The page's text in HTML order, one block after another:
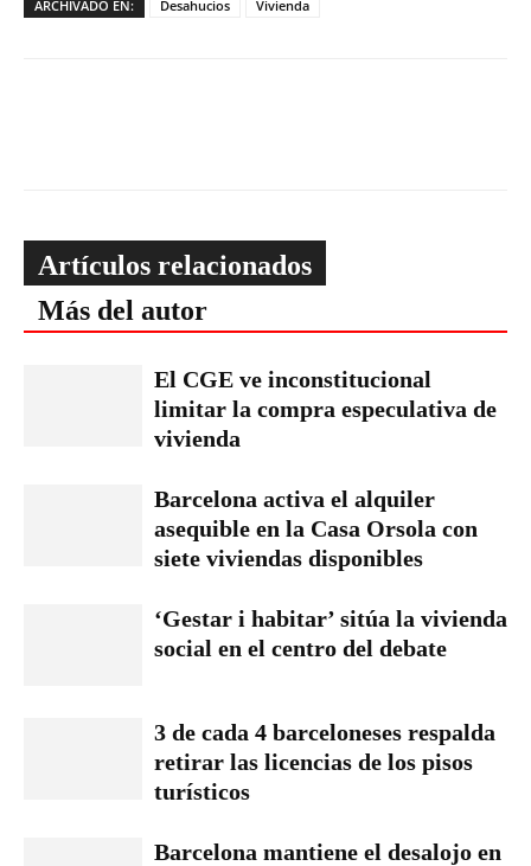
ARCHIVADO EN: Desahucios Vivienda
Artículos relacionados
Más del autor
El CGE ve inconstitucional
limitar la compra especulativa de
vivienda
Barcelona activa el alquiler
asequible en la Casa Orsola con
siete viviendas disponibles
‘Gestar i habitar’ sitúa la vivienda
social en el centro del debate
3 de cada 4 barceloneses respalda
retirar las licencias de los pisos
turísticos
Barcelona mantiene el desalojo en